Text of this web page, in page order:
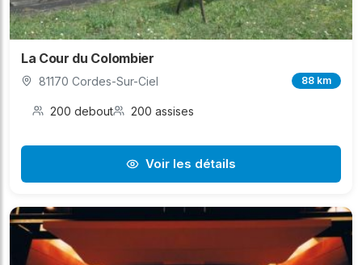
La Cour du Colombier
81170 Cordes-Sur-Ciel 88 km
200 debout 200 assises
Voir les détails